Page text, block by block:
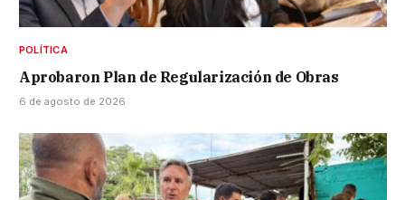
POLÍTICA
Aprobaron Plan de Regularización de Obras
6 de agosto de 2026